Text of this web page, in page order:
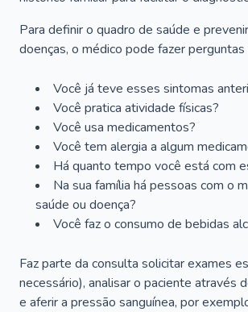
Para definir o quadro de saúde e
doenças, o médico pode fazer perguntas
Você já teve esses sintomas
Você pratica atividade físicas?
Você usa medicamentos?
Você tem alergia a algum
Há quanto tempo você está com
Na sua família há pessoas com o
saúde ou doença?
Você faz o consumo de bebidas
Faz parte da consulta solicitar exames
necessário), analisar o paciente através
e aferir a pressão sanguínea, por